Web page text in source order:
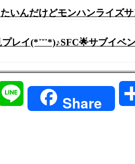
いんだけどモンハンライズ
レイ(*˙˘˙*)♪SFC🌟サブイ
Share